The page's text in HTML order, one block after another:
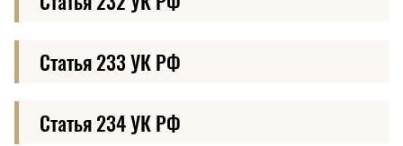
Статья 233 УК РФ
Статья 234 УК РФ